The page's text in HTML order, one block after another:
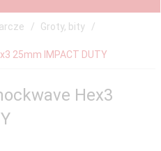
Groty, bity
25mm IMPACT DUTY
Hex3